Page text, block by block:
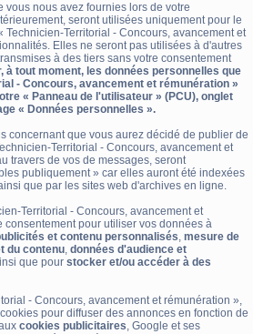
vous nous avez fournies lors de votre
seront utilisées uniquement pour le
Technicien-Territorial - Concours, avancement et
Elles ne seront pas utilisées à d'autres
à des tiers sans votre consentement
à tout moment, les données personnelles que
- Concours, avancement et rémunération »
« Panneau de l'utilisateur » (PCU), onglet
« Données personnelles ».
concernant que vous aurez décidé de publier de
Territorial - Concours, avancement et
travers de vos de messages, seront
publiquement » car elles auront été indexées
que par les sites web d'archives en ligne.
Territorial - Concours, avancement et
pour utiliser vos données à
et contenu personnalisés, mesure de
du contenu, données d'audience et
que pour stocker et/ou accéder à des
- Concours, avancement et rémunération »,
pour diffuser des annonces en fonction de
cookies publicitaires, Google et ses